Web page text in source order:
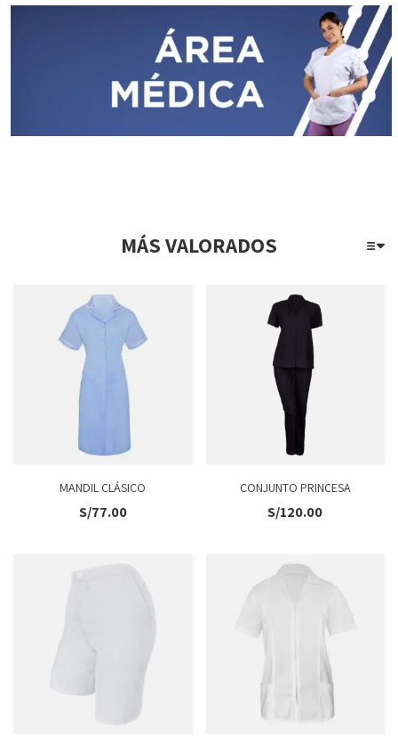
MÁS VALORADOS
MANDIL CLÁSICO
S/77.00
CONJUNTO PRINCESA
S/120.00